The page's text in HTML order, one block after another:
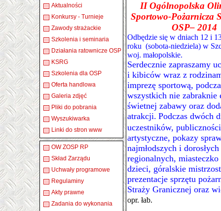
Aktualności
Konkursy - Turnieje
Zawody strażackie
Szkolenia i seminaria
Działania ratownicze OSP
KSRG
Szkolenia dla OSP
Oferta handlowa
Galeria zdjęć
Pliki do pobrania
Wyszukiwarka
Linki do stron www
OW ZOSP RP
Skład Zarządu
Uchwały programowe
Regulaminy
Akty prawne
Zadania do wykonania
II Ogólnopolska
Sportowo-Pożarnicza
OSP– 2014
Odbędzie się w dniach 12 i
roku (sobota-niedziela) w
woj. małopolskie.
Serdecznie zapraszamy
i kibiców wraz z
imprezę sportową,
wszystkich nie zabraknie
świetnej zabawy oraz
atrakcji. Podczas dwóch
uczestników,
artystyczne, pokazy
najmłodszych i
regionalnych,
dzieci, góralskie
prezentacje sprzętu
Straży Granicznej oraz
opr. łab.